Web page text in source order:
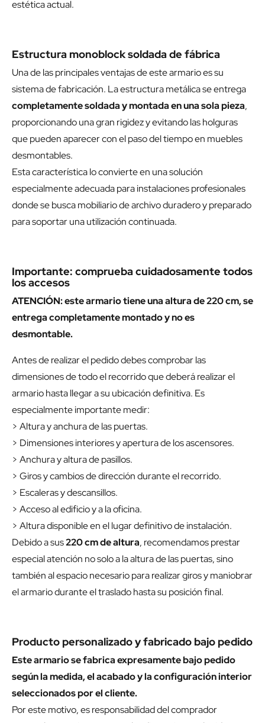
estética actual.
Estructura monoblock soldada de fábrica
Una de las principales ventajas de este armario es su
sistema de fabricación. La estructura metálica se entrega
completamente soldada y montada en una sola pieza,
proporcionando una gran rigidez y evitando las holguras
que pueden aparecer con el paso del tiempo en muebles
desmontables.
Esta característica lo convierte en una solución
especialmente adecuada para instalaciones profesionales
donde se busca mobiliario de archivo duradero y preparado
para soportar una utilización continuada.
Importante: comprueba cuidadosamente todos
los accesos
ATENCIÓN: este armario tiene una altura de 220 cm, se
entrega completamente montado y no es
desmontable.
Antes de realizar el pedido debes comprobar las
dimensiones de todo el recorrido que deberá realizar el
armario hasta llegar a su ubicación definitiva. Es
especialmente importante medir:
> Altura y anchura de las puertas.
> Dimensiones interiores y apertura de los ascensores.
> Anchura y altura de pasillos.
> Giros y cambios de dirección durante el recorrido.
> Escaleras y descansillos.
> Acceso al edificio y a la oficina.
> Altura disponible en el lugar definitivo de instalación.
Debido a sus220 cm de altura, recomendamos prestar
especial atención no solo a la altura de las puertas, sino
también al espacio necesario para realizar giros y maniobrar
el armario durante el traslado hasta su posición final.
Producto personalizado y fabricado bajo pedido
Este armario se fabrica expresamente bajo pedido
según la medida, el acabado y la configuración interior
seleccionados por el cliente.
Por este motivo, es responsabilidad del comprador